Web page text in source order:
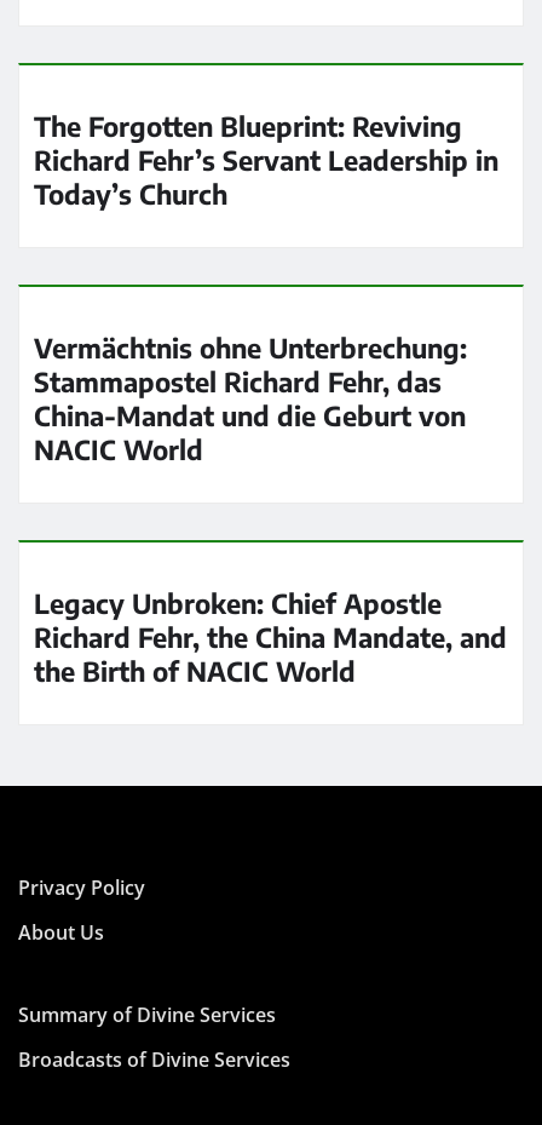
The Forgotten Blueprint: Reviving
Richard Fehr’s Servant Leadership in
Today’s Church
Vermächtnis ohne Unterbrechung:
Stammapostel Richard Fehr, das
China-Mandat und die Geburt von
NACIC World
Legacy Unbroken: Chief Apostle
Richard Fehr, the China Mandate, and
the Birth of NACIC World
Privacy Policy
About Us
Summary of Divine Services
Broadcasts of Divine Services